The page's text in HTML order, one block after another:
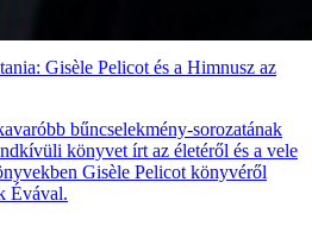
Gisèle Pelicot és a Himnusz az
bűncselekmény-sorozatának
könyvet írt az életéről és a vele
Gisèle Pelicot könyvéről
Évával.